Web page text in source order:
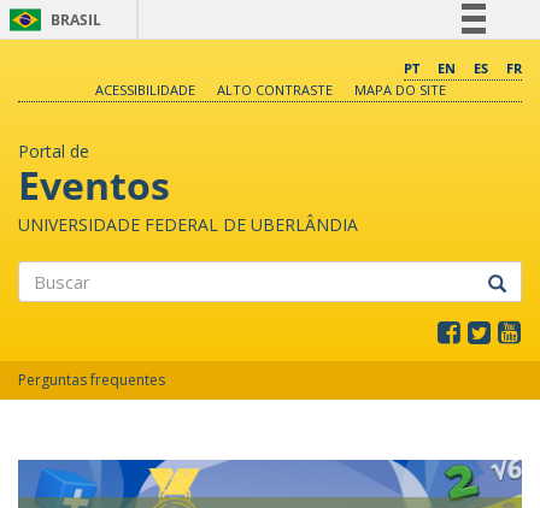
BRASIL
Comunica BR
PT EN ES
FR
ACESSIBILIDADE
ALTO CONTRASTE MAPA DO SITE
Portal de
Eventos
UNIVERSIDADE FEDERAL DE UBERLÂNDIA
Perguntas frequentes